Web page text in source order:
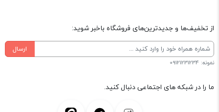
از تخفیف‌ها و جدیدترین‌های فروشگاه باخبر شوید:
ارسال
نمونه: 09121231234
ما را در شبکه های اجتماعی دنبال کنید.